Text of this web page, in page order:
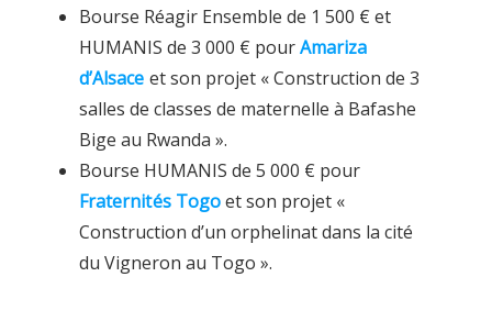
Bourse Réagir Ensemble de 1 500 € et
HUMANIS de 3 000 € pourAmariza
d’Alsace et son projet « Construction de 3
salles de classes de maternelle à Bafashe
Bige au Rwanda ».
Bourse HUMANIS de 5 000 € pour
Fraternités Togoet son projet «
Construction d’un orphelinat dans la cité
du Vigneron au Togo ».